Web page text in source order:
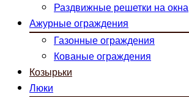
Раздвижные решетки на окна
Ажурные ограждения
Газонные ограждения
Кованые ограждения
Козырьки
Люки